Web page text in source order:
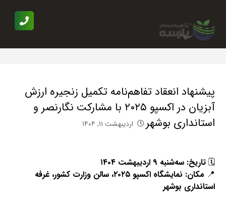
پیشنهاد انعقاد تفاهم‌نامه تکمیل زنجیره ارزش
آبزیان در اکسپو ۲۰۲۵ با مشارکت نگارنصر و
استانداری بوشهر
اردیبهشت ۱۱, ۱۴۰۴
🗓تاریخ: سه‌شنبه ۹ اردیبهشت ۱۴۰۴
📍
مکان: نمایشگاه اکسپو ۲۰۲۵، سالن وزارت کشور، غرفه
استانداری بوشهر